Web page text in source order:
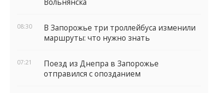
Вольнянска
08:30
В Запорожье три троллейбуса изменили
маршруты: что нужно знать
07:21
Поезд из Днепра в Запорожье
отправился с опозданием